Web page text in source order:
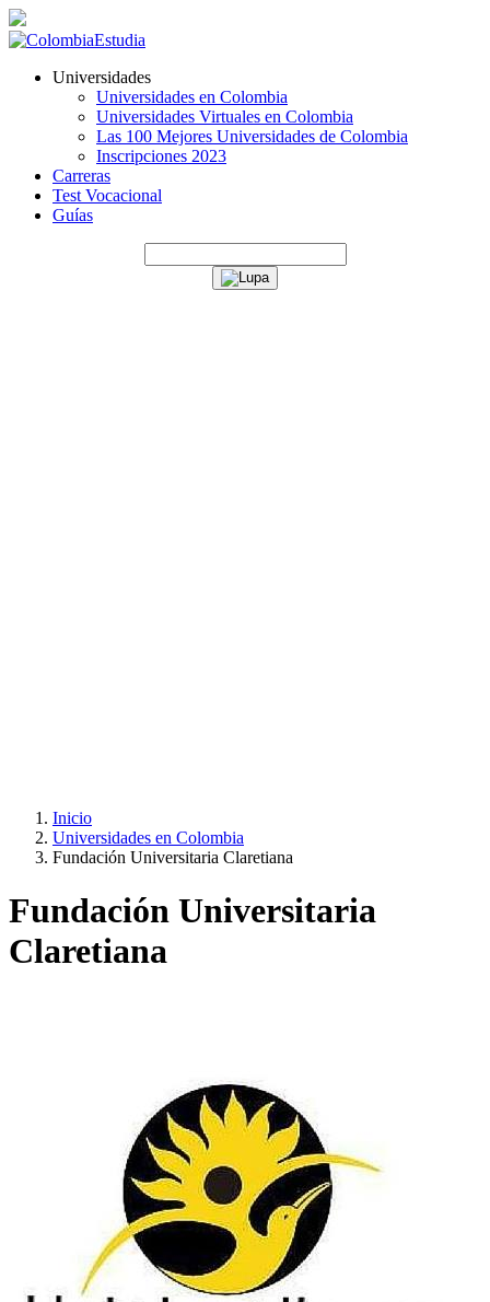
Universidades
Universidades en Colombia
Universidades Virtuales en Colombia
Las 100 Mejores Universidades de Colombia
Inscripciones 2023
Carreras
Test Vocacional
Guías
Inicio
Universidades en Colombia
Fundación Universitaria Claretiana
Fundación Universitaria
Claretiana